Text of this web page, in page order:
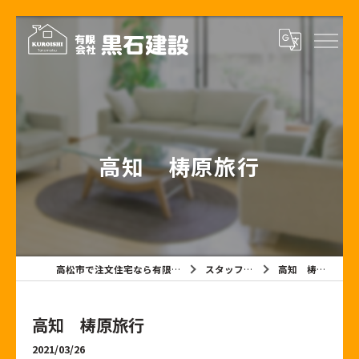
高知 梼原旅行
高松市で注文住宅なら有限会社黒石建設 スタッフブログ 高知 梼原旅行
高知 梼原旅行
2021/03/26